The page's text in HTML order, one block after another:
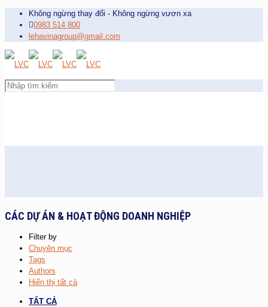
Không ngừng thay đổi - Không ngừng vươn xa
0983 514 800
lehavinagroup@gmail.com
CÁC DỰ ÁN & HOẠT ĐỘNG DOANH NGHIỆP
Filter by
Chuyên mục
Tags
Authors
Hiển thị tất cả
TẤT CẢ